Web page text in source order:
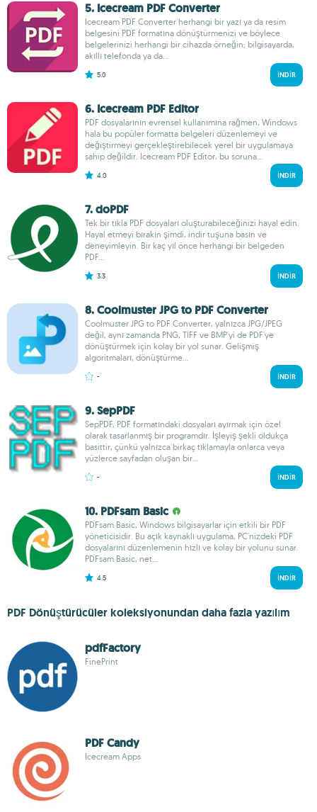
5. Icecream PDF Converter
Icecream PDF Converter herhangi bir yazı ya da resim
belgesini PDF formatına dönüştürmenizi ve böylece
belgelerinizi herhangi bir cihazda örneğin; bilgisayarda,
akıllı telefonda ya da...
5.0 İNDIR
6. Icecream PDF Editor
PDF dosyalarının evrensel kullanımına rağmen, Windows
hala bu popüler formatta belgeleri düzenlemeyi ve
değiştirmeyi gerçekleştirebilecek yerel bir uygulamaya
sahip değildir. Icecream PDF Editor, bu soruna...
4.0 İNDIR
7. doPDF
Tek bir tıkla PDF dosyaları oluşturabileceğinizi hayal edin.
Hayal etmeyi bırakın şimdi, indir tuşuna basın ve
deneyimleyin. Bir kaç yıl önce herhangi bir belgeden
PDF...
3.3 İNDIR
8. Coolmuster JPG to PDF Converter
Coolmuster JPG to PDF Converter, yalnızca JPG/JPEG
değil, aynı zamanda PNG, TIFF ve BMP'yi de PDF'ye
dönüştürmek için kolay bir yol sunar. Gelişmiş
algoritmaları, dönüştürme...
- İNDIR
9. SepPDF
SepPDF, PDF formatındaki dosyaları ayırmak için özel
olarak tasarlanmış bir programdır. İşleyiş şekli oldukça
basittir, çünkü yalnızca birkaç tıklamayla onlarca veya
yüzlerce sayfadan oluşan bir...
- İNDIR
10. PDFsam Basic
PDFsam Basic, Windows bilgisayarlar için etkili bir PDF
yöneticisidir. Bu açık kaynaklı uygulama, PC'nizdeki PDF
dosyalarını düzenlemenin hızlı ve kolay bir yolunu sunar.
PDFsam Basic, net...
4.5 İNDIR
PDF Dönüştürücüler koleksiyonundan daha fazla yazılım
pdfFactory
FinePrint
PDF Candy
Icecream Apps